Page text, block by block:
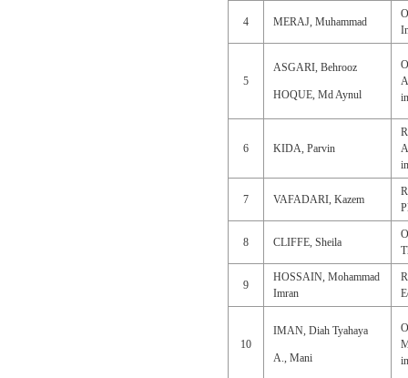
4 MERAJ, Muhammad
5
ASGARI, Behrooz
HOQUE, Md Aynul
6 KIDA, Parvin
7 VAFADARI, Kazem
8 CLIFFE, Sheila
9
HOSSAIN, Mohammad
Imran
10
IMAN, Diah Tyahaya
A., Mani